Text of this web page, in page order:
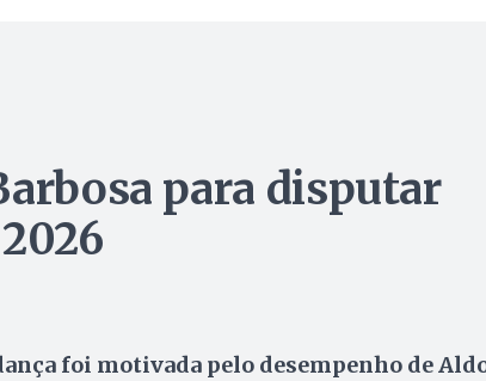
para disputar
foi motivada pelo desempenho de